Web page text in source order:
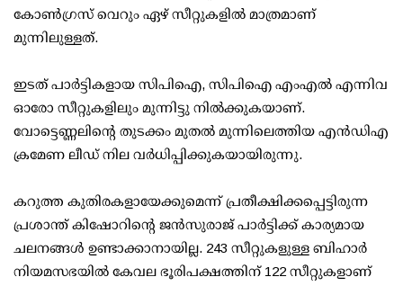
കോണ്‍ഗ്രസ് വെറും ഏഴ് സീറ്റുകളില്‍ മാത്രമാണ്
മുന്നിലുള്ളത്.
ഇടത് പാര്‍ട്ടികളായ സിപിഐ, സിപിഐ എംഎല്‍ എന്നിവ
ഓരോ സീറ്റുകളിലും മുന്നിട്ടു നില്‍ക്കുകയാണ്.
വോട്ടെണ്ണലിന്റെ തുടക്കം മുതല്‍ മുന്നിലെത്തിയ എന്‍ഡിഎ
ക്രമേണ ലീഡ് നില വര്‍ധിപ്പിക്കുകയായിരുന്നു.
കറുത്ത കുതിരകളായേക്കുമെന്ന് പ്രതീക്ഷിക്കപ്പെട്ടിരുന്ന
പ്രശാന്ത് കിഷോറിന്റെ ജന്‍സുരാജ് പാര്‍ട്ടിക്ക് കാര്യമായ
ചലനങ്ങള്‍ ഉണ്ടാക്കാനായില്ല. 243 സീറ്റുകളുള്ള ബിഹാര്‍
നിയമസഭയില്‍ കേവല ഭൂരിപക്ഷത്തിന് 122 സീറ്റുകളാണ്